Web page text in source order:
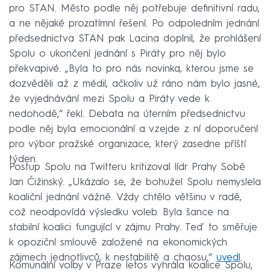
pro STAN. Město podle něj potřebuje definitivní radu,
a ne nějaké prozatímní řešení. Po odpoledním jednání
předsednictva STAN pak Lacina doplnil, že prohlášení
Spolu o ukončení jednání s Piráty pro něj bylo
překvapivé. „Byla to pro nás novinka, kterou jsme se
dozvěděli až z médií, ačkoliv už ráno nám bylo jasné,
že vyjednávání mezi Spolu a Piráty vede k
nedohodě,“ řekl. Debata na úterním předsednictvu
podle něj byla emocionální a vzejde z ní doporučení
pro výbor pražské organizace, který zasedne příští
týden.
Postup Spolu na Twitteru kritizoval lídr Prahy Sobě
Jan Čižinský. „Ukázalo se, že bohužel Spolu nemyslela
koaliční jednání vážně. Vždy chtělo většinu v radě,
což neodpovídá výsledku voleb. Byla šance na
stabilní koalici fungující v zájmu Prahy. Teď to směřuje
k opoziční smlouvě založené na ekonomických
zájmech jednotlivců, k nestabilitě a chaosu,“ uvedl .
Komunální volby v Praze letos vyhrála koalice Spolu,